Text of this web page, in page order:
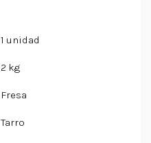
1 unidad
2 kg
Fresa
Tarro